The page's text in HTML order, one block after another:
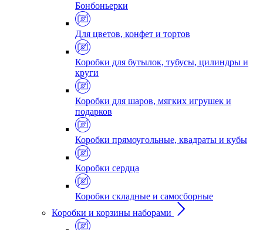
Бонбоньерки
Для цветов, конфет и тортов
Коробки для бутылок, тубусы, цилиндры и
круги
Коробки для шаров, мягких игрушек и
подарков
Коробки прямоугольные, квадраты и кубы
Коробки сердца
Коробки складные и самосборные
Коробки и корзины наборами